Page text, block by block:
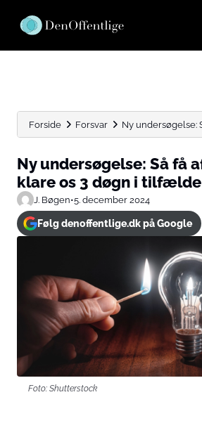
Forside Forsvar Ny undersøgelse:
Ny undersøgelse: Så få
klare os 3 døgn i
J. Bøgen•5. december 2024
Følg denoffentlige.dk på Google
Foto: Shutterstock